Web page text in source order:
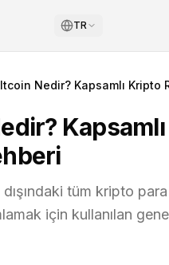
TR
Nedir? Kapsamlı Kripto
Kapsamlı
tüm kripto para
için kullanılan